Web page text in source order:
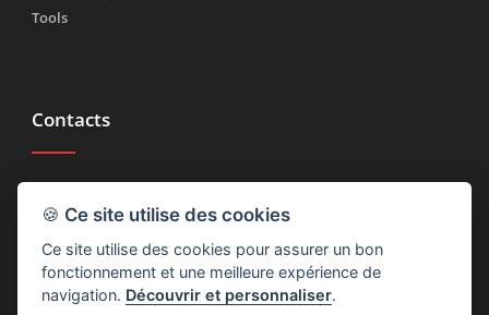
Tools
Contacts
Fax (+39) 030 2753090
info@rtmricambi.com
🍪 Ce site utilise des cookies
Ce site utilise des cookies pour assurer un bon
fonctionnement et une meilleure expérience de
navigation. Découvrir et personnaliser.